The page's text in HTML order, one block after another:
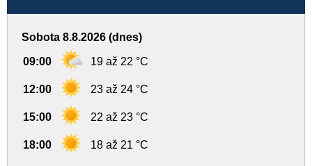
Sobota 8.8.2026 (dnes)
09:00 19 až 22 °C
12:00 23 až 24 °C
15:00 22 až 23 °C
18:00 18 až 21 °C